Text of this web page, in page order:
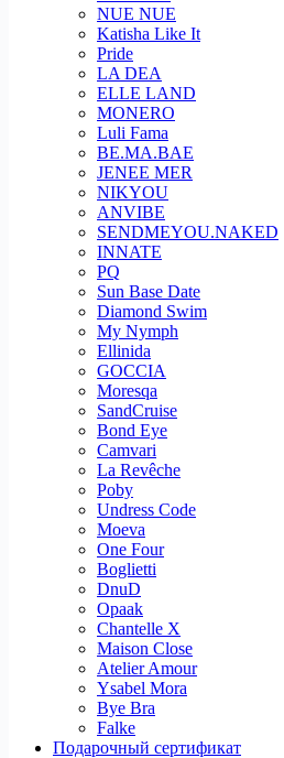
NUE NUE
Katisha Like It
Pride
LA DEA
ELLE LAND
MONERO
Luli Fama
BE.MA.BAE
JENEE MER
NIKYOU
ANVIBE
SENDMEYOU.NAKED
INNATE
PQ
Sun Base Date
Diamond Swim
My Nymph
Ellinida
GOCCIA
Moresqa
SandCruise
Bond Eye
Camvari
La Revêche
Poby
Undress Code
Moeva
One Four
Boglietti
DnuD
Opaak
Chantelle X
Maison Close
Atelier Amour
Ysabel Mora
Bye Bra
Falke
Подарочный сертификат